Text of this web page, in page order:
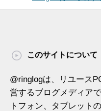
このサイトについて
@ringlogは、リユース
営するブログメディア
トフォン、タブレット